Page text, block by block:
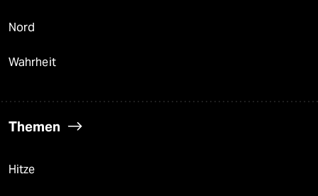
Nord
Wahrheit
Themen
Hitze